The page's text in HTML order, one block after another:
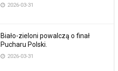
2026-03-31
Biało-zieloni powalczą o finał
Pucharu Polski.
2026-03-31